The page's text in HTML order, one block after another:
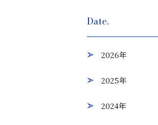
Date.
2026年
2025年
2024年